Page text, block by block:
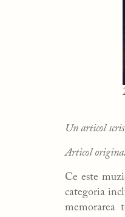
Un articol
Articol
Ce este
categoria
memorarea